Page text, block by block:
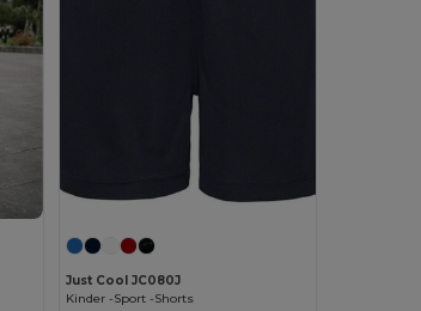
Just Cool JC080J
Kinder -Sport -Shorts